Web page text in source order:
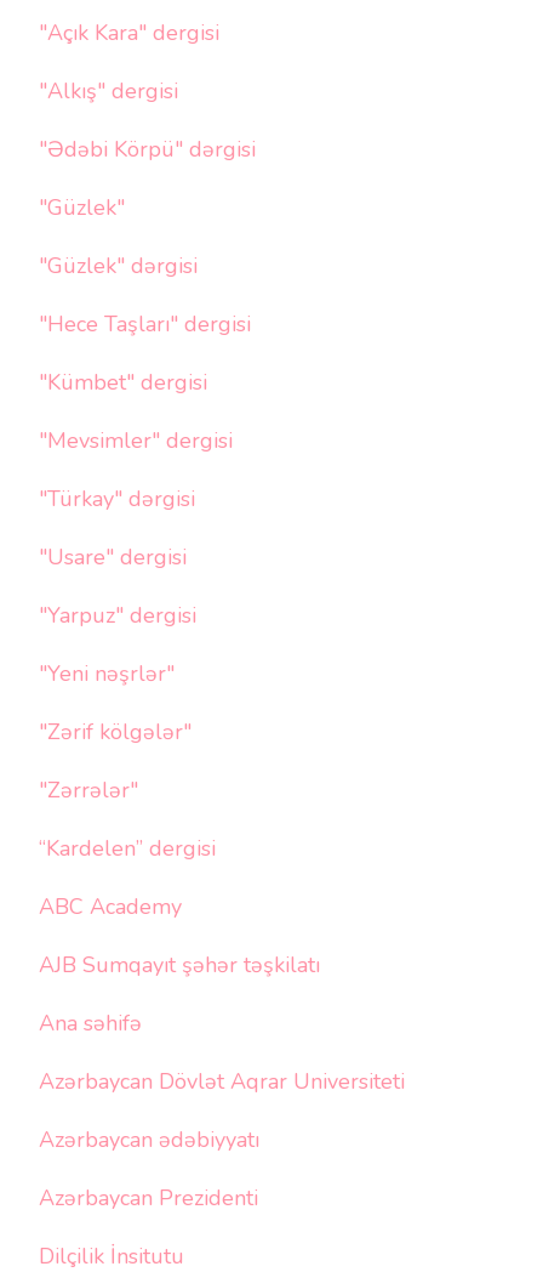
"Açık Kara" dergisi
"Alkış" dergisi
"Ədəbi Körpü" dərgisi
"Güzlek"
"Güzlek" dərgisi
"Hece Taşları" dergisi
"Kümbet" dergisi
"Mevsimler" dergisi
"Türkay" dərgisi
"Usare" dergisi
"Yarpuz" dergisi
"Yeni nəşrlər"
"Zərif kölgələr"
"Zərrələr"
“Kardelen” dergisi
ABC Academy
AJB Sumqayıt şəhər təşkilatı
Ana səhifə
Azərbaycan Dövlət Aqrar Universiteti
Azərbaycan ədəbiyyatı
Azərbaycan Prezidenti
Dilçilik İnsitutu